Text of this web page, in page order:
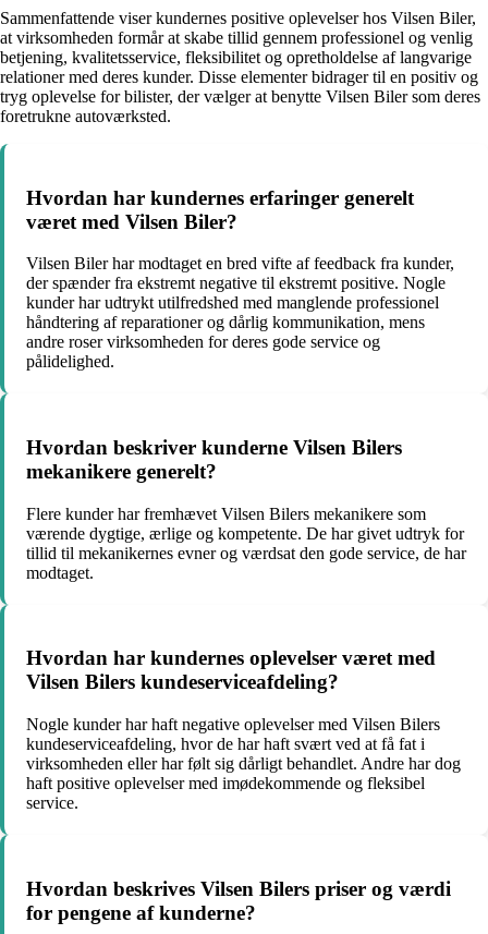
Sammenfattende viser kundernes positive oplevelser hos Vilsen Biler,
at virksomheden formår at skabe tillid gennem professionel og venlig
betjening, kvalitetsservice, fleksibilitet og opretholdelse af langvarige
relationer med deres kunder. Disse elementer bidrager til en positiv og
tryg oplevelse for bilister, der vælger at benytte Vilsen Biler som deres
foretrukne autoværksted.
Hvordan har kundernes erfaringer generelt
været med Vilsen Biler?
Vilsen Biler har modtaget en bred vifte af feedback fra kunder,
der spænder fra ekstremt negative til ekstremt positive. Nogle
kunder har udtrykt utilfredshed med manglende professionel
håndtering af reparationer og dårlig kommunikation, mens
andre roser virksomheden for deres gode service og
pålidelighed.
Hvordan beskriver kunderne Vilsen Bilers
mekanikere generelt?
Flere kunder har fremhævet Vilsen Bilers mekanikere som
værende dygtige, ærlige og kompetente. De har givet udtryk for
tillid til mekanikernes evner og værdsat den gode service, de har
modtaget.
Hvordan har kundernes oplevelser været med
Vilsen Bilers kundeserviceafdeling?
Nogle kunder har haft negative oplevelser med Vilsen Bilers
kundeserviceafdeling, hvor de har haft svært ved at få fat i
virksomheden eller har følt sig dårligt behandlet. Andre har dog
haft positive oplevelser med imødekommende og fleksibel
service.
Hvordan beskrives Vilsen Bilers priser og værdi
for pengene af kunderne?